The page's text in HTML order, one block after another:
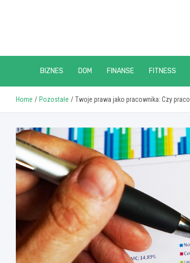
BIZNES DOM FINANSE FITNESS
Home Pozostałe Twoje prawa jako pracownika: Czy